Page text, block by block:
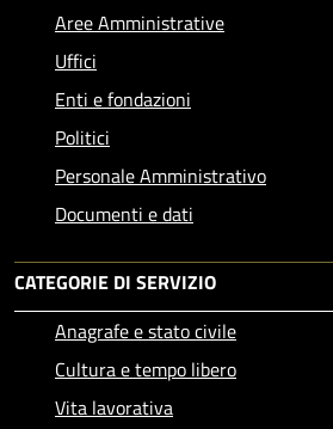
Aree Amministrative
Uffici
Enti e fondazioni
Politici
Personale Amministrativo
Documenti e dati
CATEGORIE DI SERVIZIO
Anagrafe e stato civile
Cultura e tempo libero
Vita lavorativa